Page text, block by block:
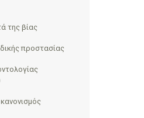
της βίας
προστασίας